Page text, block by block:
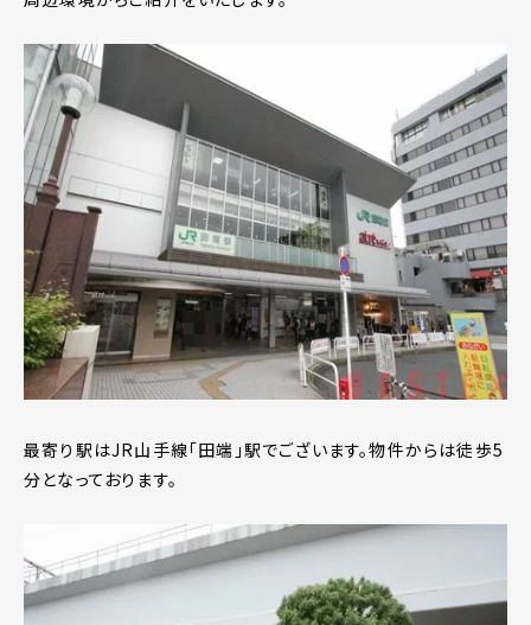
最寄り駅はJR山手線「田端」駅でございます。物件からは徒歩5
分となっております。